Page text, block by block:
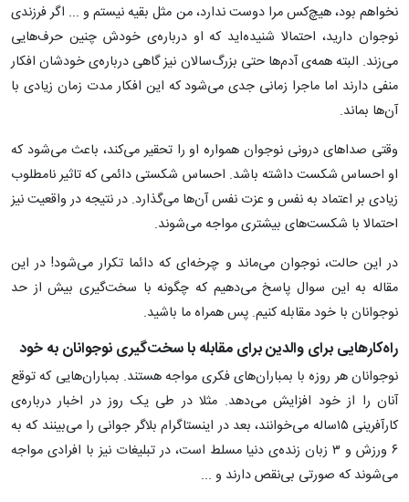
نخواهم بود، هیچ‌کس مرا دوست ندارد، من مثل بقیه نیستم و ... اگر فرزندی
نوجوان دارید، احتمالا شنیده‌اید که او درباره‌ی خودش چنین حرف‌هایی
می‌زند. البته همه‌ی آدم‌ها حتی بزرگ‌سالان نیز گاهی درباره‌ی خودشان افکار
منفی دارند اما ماجرا زمانی جدی می‌شود که این افکار مدت زمان زیادی با
آن‌ها بماند.
وقتی صداهای درونی‌ نوجوان همواره او را تحقیر می‌کند، باعث می‌شود که
او احساس شکست داشته باشد. احساس شکستی دائمی که تاثیر نامطلوب
زیادی بر اعتماد به نفس و عزت نفس آن‌ها می‌گذارد. در نتیجه در واقعیت نیز
احتمالا با شکست‌های بیشتری مواجه می‌شوند.
در این حالت، نوجوان می‌ماند و چرخه‌ای که دائما تکرار می‌شود! در این
مقاله به این سوال پاسخ می‌دهیم که چگونه با سخت‌گیری بیش از حد
نوجوانان با خود مقابله کنیم. پس همراه ما باشید.
راه‌کارهایی برای والدین برای مقابله با سخت‌گیری نوجوانان به خود
نوجوانان هر روزه با بمباران‌های فکری مواجه هستند. بمباران‌هایی که توقع
آنان را از خود افزایش می‌دهد. مثلا در طی یک روز در اخبار درباره‌ی
کارآفرینی ۱۵ساله می‌خوانند، بعد در اینستاگرام بلاگر جوانی را می‌بینند که به
۶ ورزش و ۳ زبان زنده‌ی دنیا مسلط است، در تبلیغات نیز با افرادی مواجه
می‌شوند که صورتی بی‌نقص دارند و ...